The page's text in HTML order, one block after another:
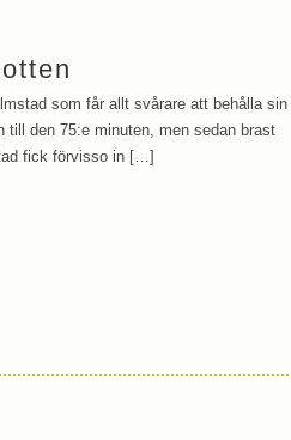
som får allt svårare att behålla sin
den 75:e minuten, men sedan brast
fick förvisso in […]